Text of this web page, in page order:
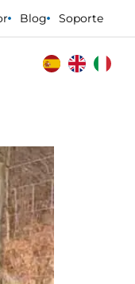
Blog Soporte